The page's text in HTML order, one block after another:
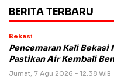
BERITA TERBARU
Bekasi
Pencemaran Kali Bekasi
Pastikan Air Kembali
Jumat, 7 Agu 2026 - 12:38 WIB